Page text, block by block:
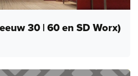
30 | 60 en SD Worx)